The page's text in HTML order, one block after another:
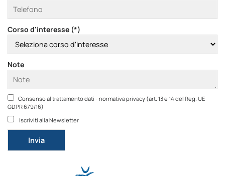
Corso d'interesse (*)
Note
Consenso al trattamento dati - normativa privacy (art. 13 e 14 del Reg. UE
GDPR 679/16)
Iscriviti alla Newsletter